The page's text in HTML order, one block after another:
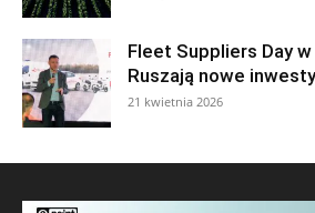
Fleet Suppliers Day
Ruszają nowe
21 kwietnia 2026